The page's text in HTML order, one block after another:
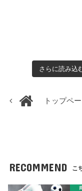
さらに読み込
トップペ
RECOMMEND こ